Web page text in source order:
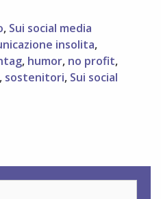
, Sui social media
insolita,
, humor, no profit,
, sostenitori, Sui social